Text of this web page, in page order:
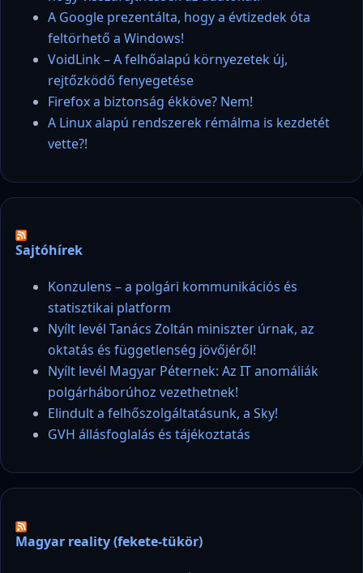
A Google prezentálta, hogy a évtizedek óta
feltörhető a Windows!
VoidLink – A felhőalapú környezetek új,
rejtőzködő fenyegetése
Firefox a biztonság ékköve? Nem!
A Linux alapú rendszerek rémálma is kezdetét
vette?!
Sajtóhírek
Konzulens – a polgári kommunikációs és
statisztikai platform
Nyílt levél Tanács Zoltán miniszter úrnak, az
oktatás és függetlenség jövőjéről!
Nyílt levél Magyar Péternek: Az IT anomáliák
polgárháborúhoz vezethetnek!
Elindult a felhőszolgáltatásunk, a Sky!
GVH állásfoglalás és tájékoztatás
Magyar reality (fekete-tükör)